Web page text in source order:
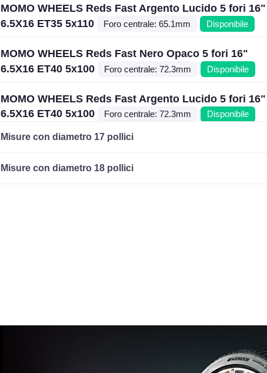
MOMO WHEELS Reds Fast Argento Lucido 5 fori 16"
6.5X16 ET35 5x110
Foro centrale: 65.1mm Disponibile
MOMO WHEELS Reds Fast Nero Opaco 5 fori 16"
6.5X16 ET40 5x100
Foro centrale: 72.3mm Disponibile
MOMO WHEELS Reds Fast Argento Lucido 5 fori 16"
6.5X16 ET40 5x100
Foro centrale: 72.3mm Disponibile
MOMO WHEELS Reds Fast Nero Opaco 5 fori 16"
MOMO WHEELS Reds Fast Nero Opaco 5 fori 16"
MOMO WHEELS Reds Fast Argento Lucido 5 fori 16"
Misure con diametro 17 pollici
Misure con diametro 18 pollici